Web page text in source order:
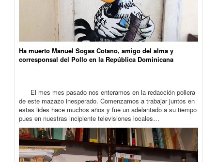
Ha muerto Manuel Sogas Cotano, amigo del alma y
corresponsal del Pollo en la República Dominicana
El mes mes pasado nos enteramos en la redacción pollera
de este mazazo inesperado. Comenzamos a trabajar juntos en
estas lides hace muchos años y fue un adelantado a su tiempo
pues en nuestras incipiente televisiones locales…